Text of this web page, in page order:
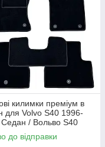
килимки преміум в
для Volvo S40 1996-
/ Вольво S40
до відправки